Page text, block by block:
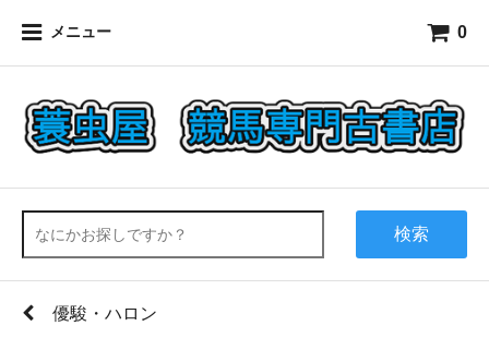
メニュー 0
検索
優駿・ハロン